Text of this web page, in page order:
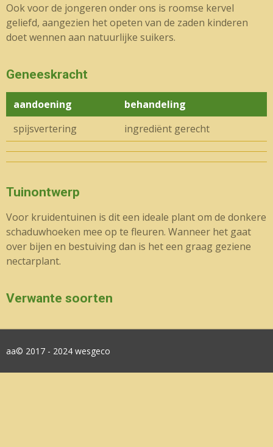
Ook voor de jongeren onder ons is roomse kervel
geliefd, aangezien het opeten van de zaden kinderen
doet wennen aan natuurlijke suikers.
Geneeskracht
aandoening
behandeling
spijsvertering
ingrediënt gerecht
Tuinontwerp
Voor kruidentuinen is dit een ideale plant om de donkere
schaduwhoeken mee op te fleuren. Wanneer het gaat
over bijen en bestuiving dan is het een graag geziene
nectarplant.
Verwante soorten
aa© 2017 - 2024 wesgeco